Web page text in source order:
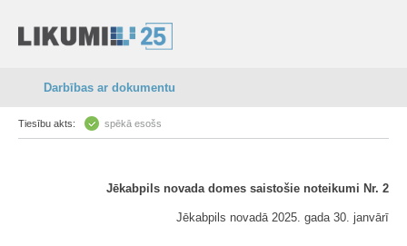
Darbības ar dokumentu
Tiesību akts: spēkā esošs
Jēkabpils novada domes saistošie noteikumi Nr. 2
Jēkabpils novadā 2025. gada 30. janvārī